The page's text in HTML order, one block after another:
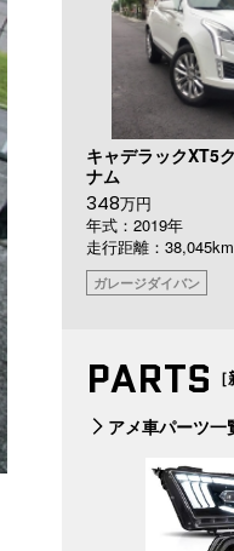
キャデラックXT5
ナム
348万円
年式：2019年
走行距離：38,045km
ガレージダイバン
PARTS
アメ車パーツ一